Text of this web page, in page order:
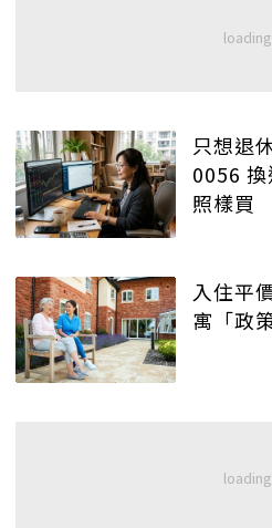
只想退
0056
照樣買
入住平
寓「政